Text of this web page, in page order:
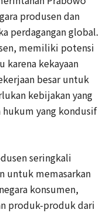
produsen dan
perdagangan global.
memiliki potensi
karena kekayaan
besar untuk
kebijakan yang
yang kondusif
seringkali
untuk memasarkan
konsumen,
produk-produk dari